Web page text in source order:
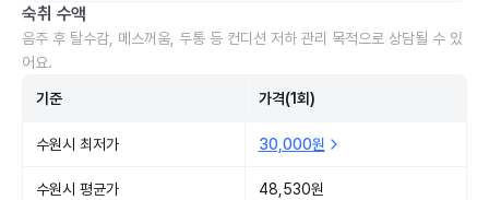
숙취 수액
음주 후 탈수감, 메스꺼움, 두통 등 컨디션 저하 관리 목적으로 상담될 수 있
어요.
기준 가격(1회)
수원시 최저가 30,000원
수원시 평균가 48,530원